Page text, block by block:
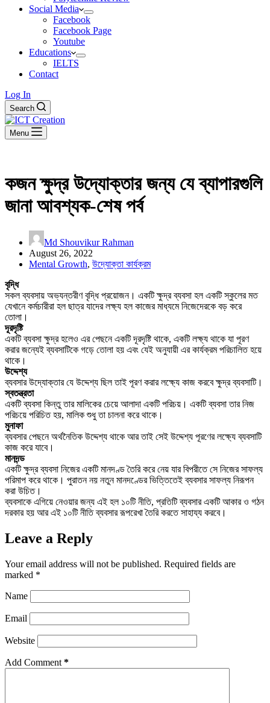
Social Media
Facebook
Facebook Page
Youtube
Educations
IELTS
Contact
Log In
Search
Menu
কজন ক্ষুদ্র উদ্যোক্তার জন্য যে ব্যাপারগুলি
জানা আবশ্যক-শেষ পর্ব
Md Shouvikur Rahman
August 26, 2022
Mental Growth, উদ্যোক্তা কার্যক্রম
বৃদ্ধি
সকল ব্যবসায় অভ্যন্তরীণ বৃদ্ধি প্রয়োজন। একটি ক্ষুদ্র ব্যবসা হল একটি স্কুলের মত
যেখানে কর্মচারীরা হল ছাত্র যাদের লক্ষ্য হল কাজের মাধ্যমে নিজেদেরকে বড় করে
তোলা।
দূরদৃষ্টি
একটি ব্যবসা ক্ষুদ্র হলেও এর পেছনে একটি দূরদৃষ্টি থাকে, একটি লক্ষ্য থাকে যা পূরণ
করার জন্যেই ব্যবসাটিকে গড়ে তোলা হয় এবং যেই অনুযায়ী এর কার্যক্রম পরিচালিত হয়ে
থাকে।
উদ্দেশ্য
ব্যবসার উদ্যোক্তার যে উদ্দেশ্য ছিল তাই পূরণ করার লক্ষ্যে কাজ করবে ক্ষুদ্র ব্যবসাটি।
স্বতন্ত্রতা
একটি ব্যবসা কিন্তু তার মালিকের চেয়ে আলাদা একটি পরিচয়। একটি ব্যবসা তার নিজ
পরিচয়ে পরিচিত হয়, মালিক শুধু তা চালনা করে থাকে।
মুনাফা
ব্যবসার পেছনে অর্থনৈতিক উদ্দেশ্য থাকে আর তাই সেই উদ্দেশ্য পূরণের লক্ষ্যে ব্যবসাটি
কাজ করে যাবে।
মানদন্ড
একটি ক্ষুদ্র ব্যবসা নিজের একটি মানদণ্ড তৈরি করে নেয় যার বিপরীতে সে নিজের সাফল্য
পরিমাপ করে থাকে। পুরাতন নয় নতুন মানদণ্ডের ভিত্তিতেই ব্যবসার সাফল্য নিরূপন
করা উচিত।
ব্যবসাকে এগিয়ে নেওয়ার জন্য এই হল ১০টি নীতি, প্রতিটি ব্যবসার একটি আকার ও গঠন
দরকার হয় আর এই ১০টি নীতি ব্যবসার রূপরেখা তৈরি করতে সাহায্য করবে।
Leave a Reply
Your email address will not be published. Required fields are
marked *
Name
Email
Website
Add Comment *